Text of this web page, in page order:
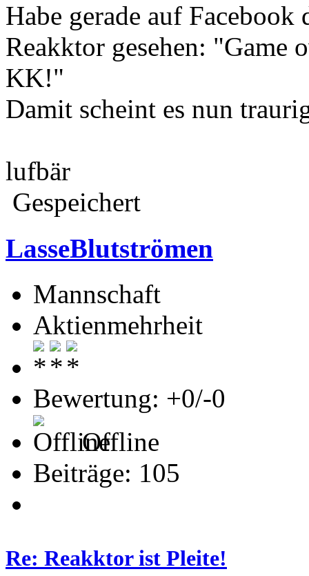
Habe gerade auf Facebook
Reakktor gesehen: "Game
KK!"
Damit scheint es nun
lufbär
Gespeichert
LasseBlutströmen
Mannschaft
Aktienmehrheit
Bewertung: +0/-0
Offline
Beiträge: 105
Re: Reakktor ist Pleite!